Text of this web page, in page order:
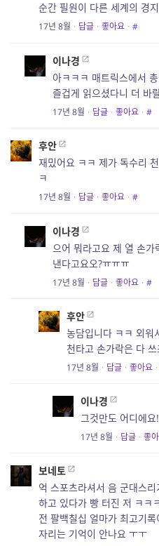
순간 필원이 다른 세계의 경
17년 8월 · 답글 · 좋아요 · #
이나경
아ㅋㅋㅋ 매트릭스에서
즐겁게 읽으셨다니 더 바
17년 8월 · 답글 · 좋아요 · #
후안
재밌어요 ㅋㅋ 제가 독수리
ㅋ
17년 8월 · 답글 · 좋아요 · #
이나경
으어 뭐라고요 제 열 손가
낸다고요오?ㅠㅠㅠ
17년 8월 · 답글 · 좋아요 · #
후안
농담입니다 ㅋㅋ 외워
천타고 손가락은 다 쓰
17년 8월 · 답글 · 좋아요 ·
이나경
그것만도 어디에요
17년 8월 · 답글 · 좋
보네토
억 스포츠라셔서 음 군대스
하고 있다가 빵 터진 저 ㅋㅋ
전 팔백칠십 얼마가 최고기
자리는 기억이 안나요 ㅜㅜ